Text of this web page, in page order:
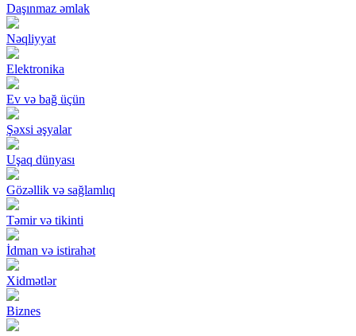
Daşınmaz əmlak
Nəqliyyat
Elektronika
Ev və bağ üçün
Şəxsi əşyalar
Uşaq dünyası
Gözəllik və sağlamlıq
Təmir və tikinti
İdman və istirahət
Xidmətlər
Biznes